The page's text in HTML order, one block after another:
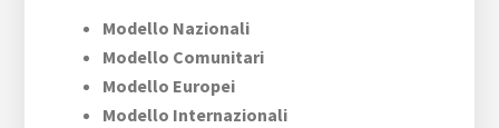
Modello Nazionali
Modello Comunitari
Modello Europei
Modello Internazionali